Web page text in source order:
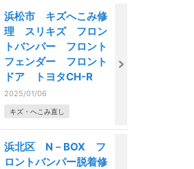
浜松市 キズへこみ修
理 スリキズ フロン
トバンパー フロント
フェンダー フロント
ドア トヨタCH-R
2025/01/06
キズ・へこみ直し
浜北区 N－BOX フ
ロントバンパー脱着修